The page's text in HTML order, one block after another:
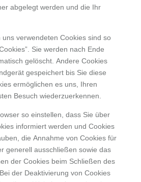
abgelegt werden und die Ihr
verwendeten Cookies sind so
Sie werden nach Ende
gelöscht. Andere Cookies
gespeichert bis Sie diese
ermöglichen es uns, Ihren
Besuch wiederzuerkennen.
so einstellen, dass Sie über
informiert werden und Cookies
die Annahme von Cookies für
generell ausschließen sowie das
der Cookies beim Schließen des
der Deaktivierung von Cookies